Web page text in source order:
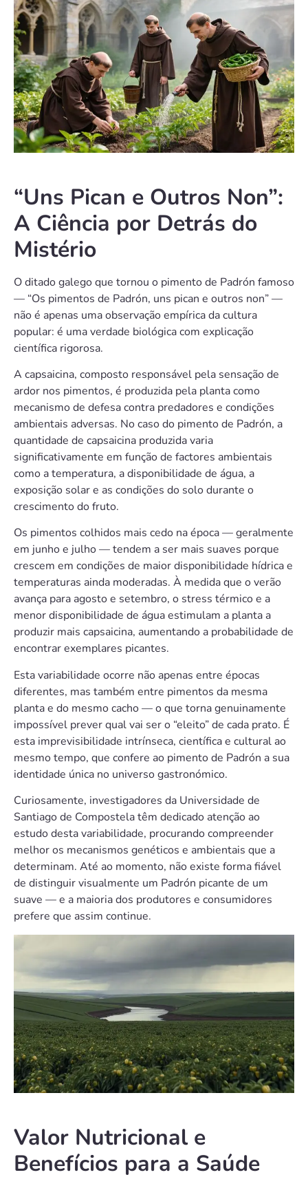
“Uns Pican e Outros Non”:
A Ciência por Detrás do
Mistério
O ditado galego que tornou o pimento de Padrón famoso
— “Os pimentos de Padrón, uns pican e outros non” —
não é apenas uma observação empírica da cultura
popular: é uma verdade biológica com explicação
científica rigorosa.
A capsaicina, composto responsável pela sensação de
ardor nos pimentos, é produzida pela planta como
mecanismo de defesa contra predadores e condições
ambientais adversas. No caso do pimento de Padrón, a
quantidade de capsaicina produzida varia
significativamente em função de factores ambientais
como a temperatura, a disponibilidade de água, a
exposição solar e as condições do solo durante o
crescimento do fruto.
Os pimentos colhidos mais cedo na época — geralmente
em junho e julho — tendem a ser mais suaves porque
crescem em condições de maior disponibilidade hídrica e
temperaturas ainda moderadas. À medida que o verão
avança para agosto e setembro, o stress térmico e a
menor disponibilidade de água estimulam a planta a
produzir mais capsaicina, aumentando a probabilidade de
encontrar exemplares picantes.
Esta variabilidade ocorre não apenas entre épocas
diferentes, mas também entre pimentos da mesma
planta e do mesmo cacho — o que torna genuinamente
impossível prever qual vai ser o “eleito” de cada prato. É
esta imprevisibilidade intrínseca, científica e cultural ao
mesmo tempo, que confere ao pimento de Padrón a sua
identidade única no universo gastronómico.
Curiosamente, investigadores da Universidade de
Santiago de Compostela têm dedicado atenção ao
estudo desta variabilidade, procurando compreender
melhor os mecanismos genéticos e ambientais que a
determinam. Até ao momento, não existe forma fiável
de distinguir visualmente um Padrón picante de um
suave — e a maioria dos produtores e consumidores
prefere que assim continue.
Valor Nutricional e
Benefícios para a Saúde